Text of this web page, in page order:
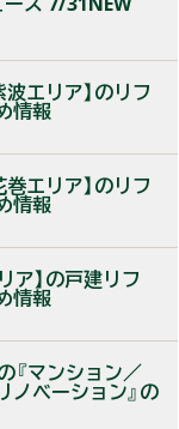
波エリア】のリフ
情報
巻エリア】のリフ
情報
ア】の戸建リフ
情報
『マンション／
ノベーション』の